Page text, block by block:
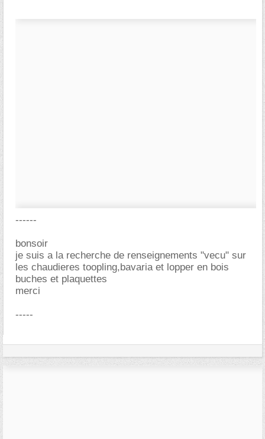
------
bonsoir
je suis a la recherche de renseignements "vecu" sur
les chaudieres toopling,bavaria et lopper en bois
buches et plaquettes
merci
-----